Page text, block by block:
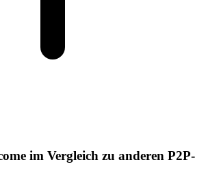
im Vergleich zu anderen P2P-